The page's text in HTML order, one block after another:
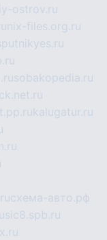
ostrov.ru
nix-files.org.ru
sobakopedia.ru
kalugatur.ru
схема-авто.рф